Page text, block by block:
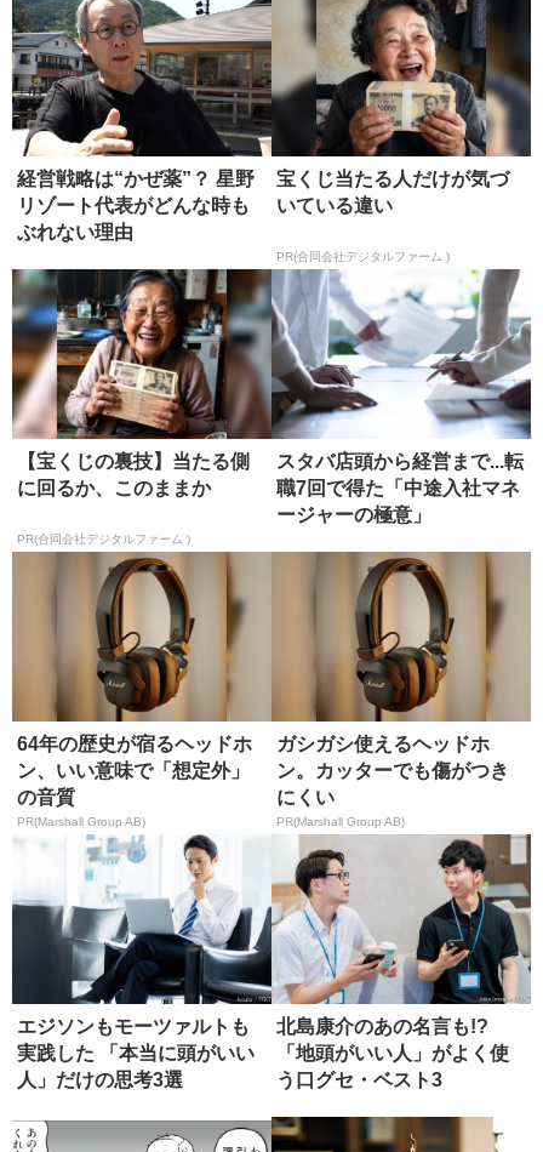
経営戦略は“かぜ薬”？ 星野
リゾート代表がどんな時も
ぶれない理由
宝くじ当たる人だけが気づ
いている違い
PR(合同会社デジタルファーム )
【宝くじの裏技】当たる側
に回るか、このままか
PR(合同会社デジタルファーム )
スタバ店頭から経営まで...転
職7回で得た「中途入社マネ
ージャーの極意」
64年の歴史が宿るヘッドホ
ン、いい意味で「想定外」
の音質
PR(Marshall Group AB)
ガシガシ使えるヘッドホ
ン。カッターでも傷がつき
にくい
PR(Marshall Group AB)
エジソンもモーツァルトも
実践した 「本当に頭がいい
人」だけの思考3選
北島康介のあの名言も!?
「地頭がいい人」がよく使
う口グセ・ベスト3